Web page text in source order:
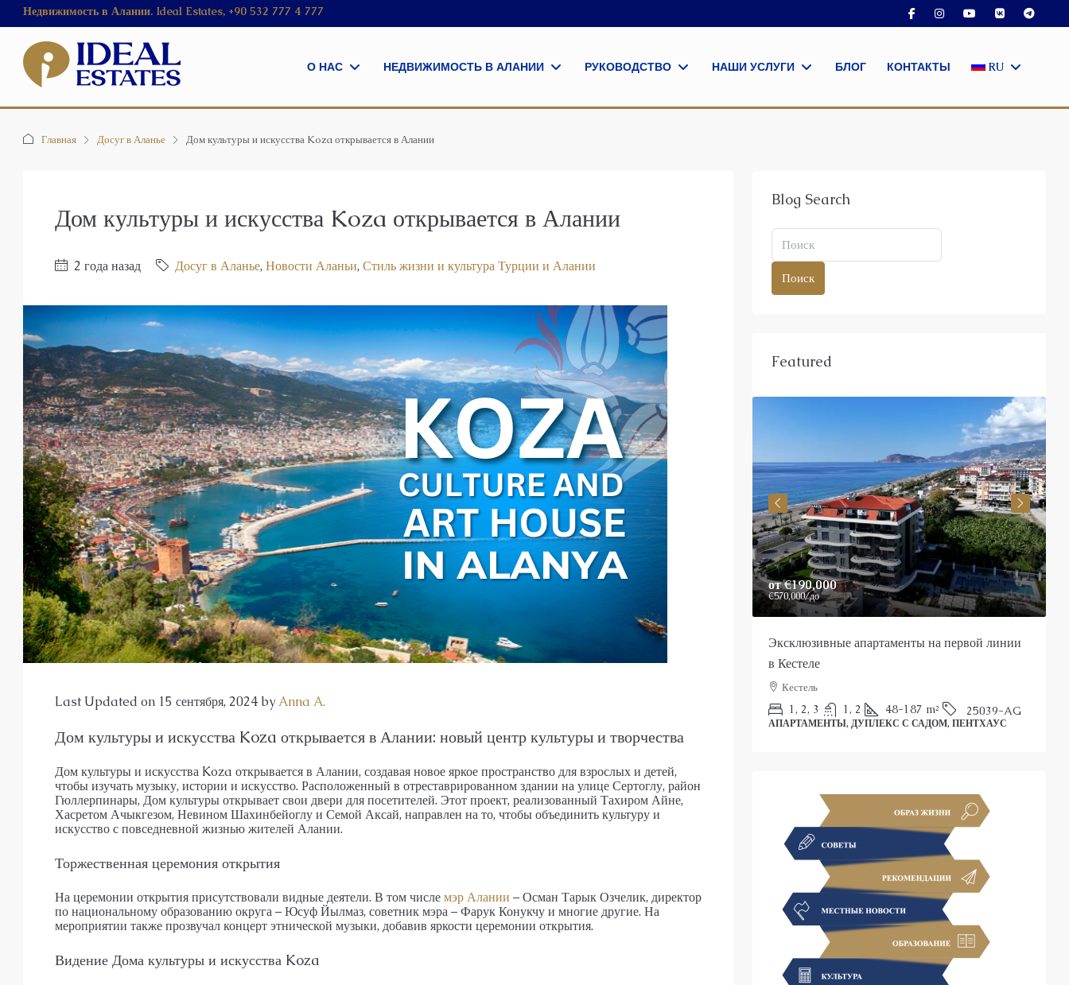
Недвижимость в Алании. Ideal Estates, +90 532 777 4 777
О НАС НЕДВИЖИМОСТЬ В АЛАНИИ РУКОВОДСТВО НАШИ УСЛУГИ БЛОГ КОНТАКТЫ RU
Главная Досуг в Аланье Дом культуры и искусства Koza открывается в Алании
Дом культуры и искусства Koza открывается в Алании
2 года назад Досуг в Аланье, Новости Аланьи, Стиль жизни и культура Турции и Алании
Last Updated on 15 сентября, 2024 byAnna A.
Дом культуры и искусства Koza открывается в Алании: новый центр культуры и творчества
Дом культуры и искусства Koza открывается в Алании, создавая новое яркое пространство для взрослых и детей,
чтобы изучать музыку, истории и искусство. Расположенный в отреставрированном здании на улице Сертоглу, район
Гюллерпинары, Дом культуры открывает свои двери для посетителей. Этот проект, реализованный Тахиром Айне,
Хасретом Ачыкгезом, Невином Шахинбейоглу и Семой Аксай, направлен на то, чтобы объединить культуру и
искусство с повседневной жизнью жителей Алании.
Торжественная церемония открытия
На церемонии открытия присутствовали видные деятели. В том числемэр Алании – Осман Тарык Озчелик, директор
по национальному образованию округа – Юсуф Йылмаз, советник мэра – Фарук Конукчу и многие другие. На
мероприятии также прозвучал концерт этнической музыки, добавив яркости церемонии открытия.
Видение Дома культуры и искусства Koza
Blog Search
Поиск
Featured
от€140,000
€435,000/до
Элитный жилой комплекс в Оба
Оба
23107-AG
Роскошные апартаменты на продажу в Оба
Аланья
АПАРТАМЕНТЫ, ДУПЛЕКС С САДОМ, ПЕНТХАУС
от€190,000
€570,000/до
Эксклюзивные апартаменты на первой линии
в Кестеле
Кестель
1, 2, 3 1, 2 48-187 m² 25039-AG
АПАРТАМЕНТЫ, ДУПЛЕКС С САДОМ, ПЕНТХАУС